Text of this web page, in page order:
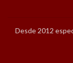
Desde 2012